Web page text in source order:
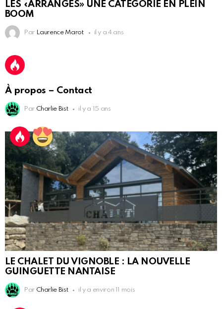
LES «ARRANGÉS» UNE CATÉGORIE EN PLEIN
BOOM
Par Laurence Marot il y a 4 ans
À propos – Contact
Par Charlie Bist il y a 15 ans
LE CHALET DU VIGNOBLE : LA NOUVELLE
GUINGUETTE NANTAISE
Par Charlie Bist il y a environ 11 mois